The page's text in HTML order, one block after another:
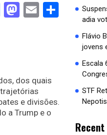
Facebook
Mastodon
EmailShare
dos quais
e divisões.
a Trump e o
adia
Flávio
jovens
Escala
STF